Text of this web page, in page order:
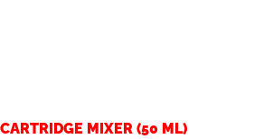
CARTRIDGE MIXER (50 ML)